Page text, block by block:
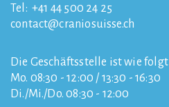
Tel: +41 44 500 24 25
contact
craniosuisse.ch
Die Geschäftsstelle ist wie
Mo. 08:30 - 12:00 / 13:30 - 16:30
Di./Mi./Do. 08:30 - 12:00